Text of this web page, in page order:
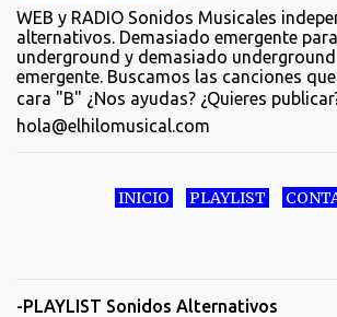
WEB y RADIO Sonidos Musicales
alternativos. Demasiado emergente
underground y demasiado
emergente. Buscamos las canciones
cara "B" ¿Nos ayudas? ¿Quieres
hola@elhilomusical.com
INICIO PLAYLIST
-PLAYLIST Sonidos Alternativos